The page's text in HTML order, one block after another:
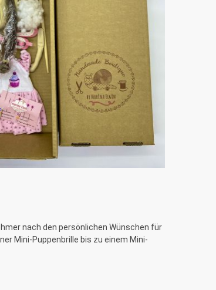
nach den persönlichen Wünschen für
Mini-Puppenbrille bis zu einem Mini-